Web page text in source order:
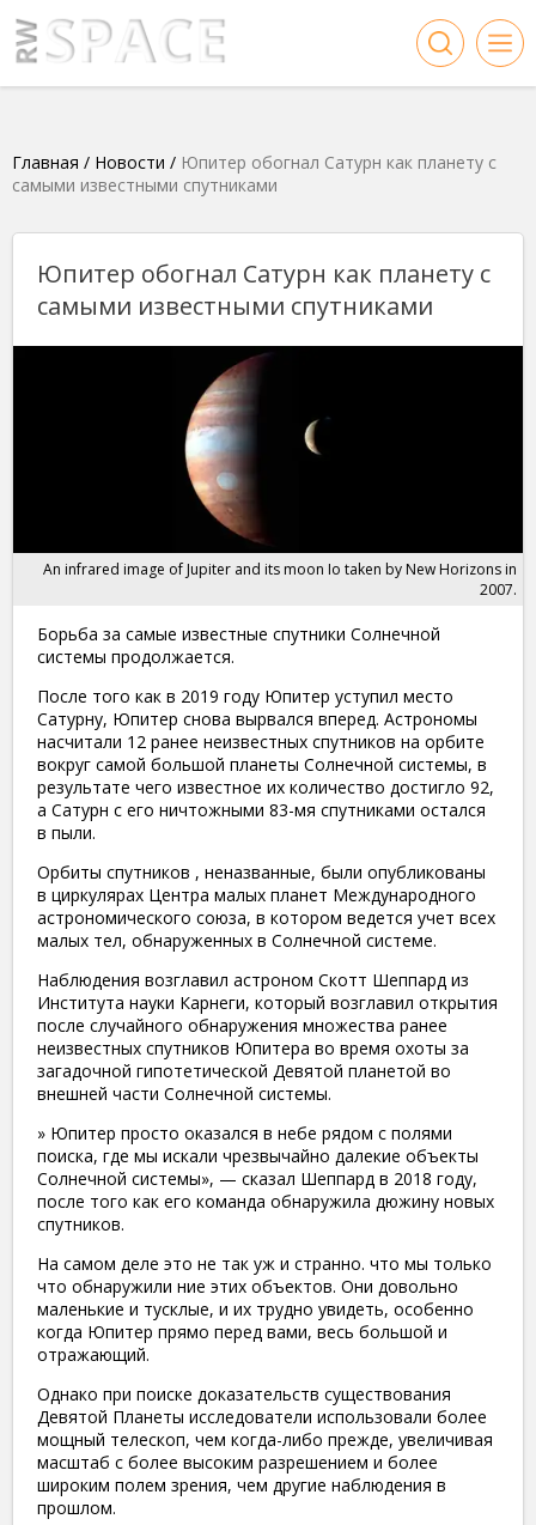
Главная / Новости / Юпитер обогнал Сатурн как планету с
самыми известными спутниками
Юпитер обогнал Сатурн как планету с
самыми известными спутниками
An infrared image of Jupiter and its moon Io taken by New Horizons in
2007.
Борьба за самые известные спутники Солнечной
системы продолжается.
После того как в 2019 году Юпитер уступил место
Сатурну, Юпитер снова вырвался вперед. Астрономы
насчитали 12 ранее неизвестных спутников на орбите
вокруг самой большой планеты Солнечной системы, в
результате чего известное их количество достигло 92,
а Сатурн с его ничтожными 83-мя спутниками остался
в пыли.
Орбиты спутников , неназванные, были опубликованы
в циркулярах Центра малых планет Международного
астрономического союза, в котором ведется учет всех
малых тел, обнаруженных в Солнечной системе.
Наблюдения возглавил астроном Скотт Шеппард из
Института науки Карнеги, который возглавил открытия
после случайного обнаружения множества ранее
неизвестных спутников Юпитера во время охоты за
загадочной гипотетической Девятой планетой во
внешней части Солнечной системы.
» Юпитер просто оказался в небе рядом с полями
поиска, где мы искали чрезвычайно далекие объекты
Солнечной системы», — сказал Шеппард в 2018 году,
после того как его команда обнаружила дюжину новых
спутников.
На самом деле это не так уж и странно. что мы только
что обнаружили ние этих объектов. Они довольно
маленькие и тусклые, и их трудно увидеть, особенно
когда Юпитер прямо перед вами, весь большой и
отражающий.
Однако при поиске доказательств существования
Девятой Планеты исследователи использовали более
мощный телескоп, чем когда-либо прежде, увеличивая
масштаб с более высоким разрешением и более
широким полем зрения, чем другие наблюдения в
прошлом.